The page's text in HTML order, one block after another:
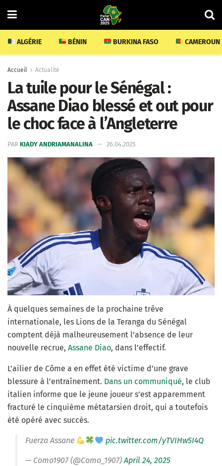
ALGÉRIE BÉNIN BURKINA FASO CAMEROUN
Accueil Actualité
La tuile pour le Sénégal :
Assane Diao blessé et out pour
le choc face à l’Angleterre
PAR KIADY ANDRIAMANALINA 26.04.2025
À quelques semaines de la prochaine trêve
internationale, les Lions de la Teranga du Sénégal
comptent déjà malheureusement l’absence de leur
nouvelle recrue, Assane Diao, dans l’effectif.
L’ailier de Côme a en effet été victime d’une grave
blessure à l’entraînement. Dans un communiqué, le club
italien informe que le jeune joueur s’est apparemment
fracturé le cinquième métatarsien droit, qui a toutefois
été opéré avec succès.
Fuerza Assane pic.twitter.com/yTVIHw5I4Q
— Como1907 (@Como_1907)April 24, 2025